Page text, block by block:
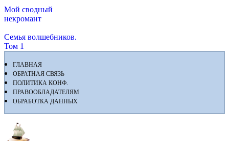
Мой сводный
некромант
Семья волшебников.
Том 1
ГЛАВНАЯ
ОБРАТНАЯ СВЯЗЬ
ПОЛИТИКА КОНФ.
ПРАВООБЛАДАТЕЛЯМ
ОБРАБОТКА ДАННЫХ